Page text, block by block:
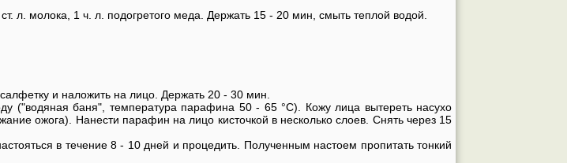
л. молока, 1 ч. л. подогретого меда. Держать 15 - 20 мин, смыть теплой водой.
и наложить на лицо. Держать 20 - 30 мин.
("водяная баня", температура парафина 50 - 65 °C). Кожу лица вытереть насухо
ожога). Нанести парафин на лицо кисточкой в несколько слоев. Снять через 15
в течение 8 - 10 дней и процедить. Полученным настоем пропитать тонкий